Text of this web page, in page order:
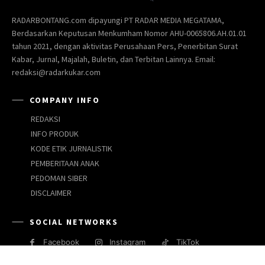
RADARBONTANG.com dipayungi PT RADAR MEDIA MEGATAMA,
Berdasarkan Keputusan Menkumham Nomor AHU-0065806.AH.01.01
tahun 2021, dengan aktivitas Perusahaan Pers, Penerbitan Surat
Kabar, Jurnal, Majalah, Buletin, dan Terbitan Lainnya. Email:
redaksi@radarkukar.com
COMPANY INFO
REDAKSI
INFO PRODUK
KODE ETIK JURNALISTIK
PEMBERITAAN ANAK
PEDOMAN SIBER
DISCLAIMER
SOCIAL NETWORKS
Facebook Instagram TikTok